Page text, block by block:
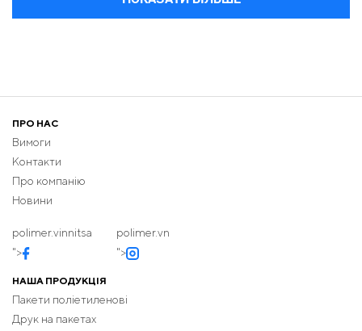
ПРО НАС
Вимоги
Контакти
Про компанію
Новини
polimer.vinnitsa
">
polimer.vn
">
НАША ПРОДУКЦІЯ
Пакети поліетиленові
Друк на пакетах